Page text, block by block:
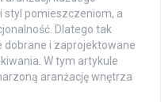
styl pomieszczeniom, a
Dlatego tak
dobrane i zaprojektowane
W tym artykule
aranżację wnętrza